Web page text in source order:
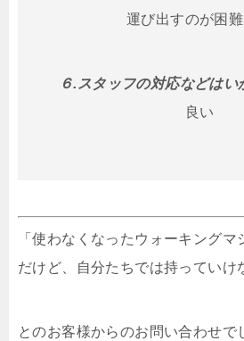
運び出すのが困
６.スタッフの対応などはい
良い
「使わなくなったウォーキング
だけど、自分たちでは持っていけ
とのお客様からのお問い合わせで